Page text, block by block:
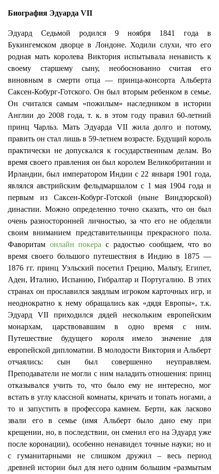
Биография Эдуарда VII
Эдуард Седьмой родился 9 ноября 1841 года в
Букингемском дворце в Лондоне. Ходили слухи, что его
родная мать королева Виктория испытывала ненависть к
своему старшему сыну, необоснованно считая его
виновным в смерти отца — принца-консорта Альберта
Саксен-Кобург-Готского. Он был вторым ребенком в семье.
Он считался самым «пожилым» наследником в истории
Англии до 2008 года, т. к. в этом году правил 60-летний
принц Чарльз. Мать Эдуарда VII жила долго и потому,
править он стал лишь в 59-летнем возрасте. Будущий король
практически не допускался к государственным делам. Во
время своего правления он был королем Великобритании и
Ирландии, был императором Индии с 22 января 1901 года,
являлся австрийским фельдмаршалом с 1 мая 1904 года и
первым из Саксен-Кобург-Готской (ныне Виндзорской)
династии. Можно определенно точно сказать, что он был
очень разносторонней личностью, за что его не обделяли
своим вниманием представительницы прекрасного пола.
Фаворитам онлайн покера с радостью сообщаем, что во
время своего большого путешествия в Индию в 1875 —
1876 гг. принц Уэльский посетил Грецию, Мальту, Египет,
Аден, Италию, Испанию, Гибралтар и Португалию. В этих
странах он прославился заядлым игроком карточных игр, и
неоднократно к нему обращались как «дядя Европы», т.к.
Эдуард VII приходился дядей нескольким европейским
монархам, царствовавшим в одно время с ним.
Путешествие будущего короля имело значение для
европейской дипломатии. В молодости Виктория и Альберт
отчаялись: сын был совершенно неуправляем.
Преподаватели не могли с ним наладить отношения: принц
отказывался учить то, что было ему не интересно, мог
встать в углу классной комнаты, кричать и топать ногами, а
то и запустить в профессора камнем. Берти, как ласково
звали его в семье (имя Альберт было дано ему при
крещении, но, в последствии, он сменил его на Эдуард уже
после коронации), особенно ненавидел точные науки; но и
с гуманитарными не слишком дружил – весь период
древней истории был для него одним большим «размытым